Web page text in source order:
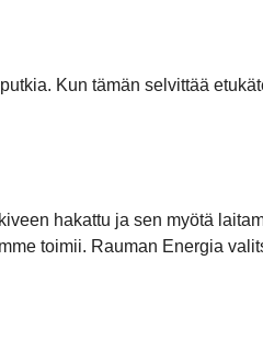
Kun tämän selvittää
hakattu ja sen myötä
toimii. Rauman Energia